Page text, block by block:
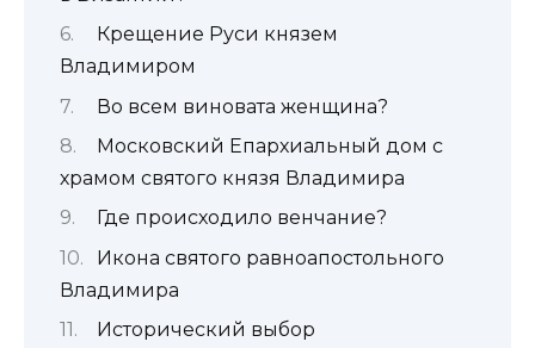
Крещение Руси князем
Владимиром
Во всем виновата женщина?
Московский Епархиальный дом с
храмом святого князя Владимира
Где происходило венчание?
Икона святого равноапостольного
Владимира
Исторический выбор